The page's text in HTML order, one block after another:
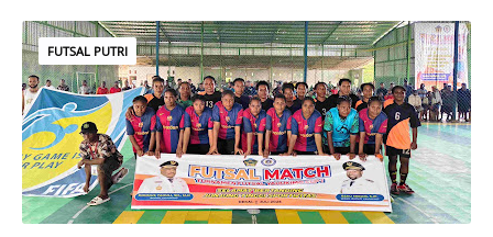
FUTSAL PUTRI